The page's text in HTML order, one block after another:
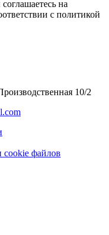
на
с политикой
10/2
cookie файлов